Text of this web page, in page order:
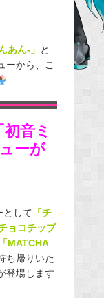
あん-」 と
ーから、こ
音ミ
ーが
として 「チ
チョコチップ
「MATCHA
ち帰りいた
登場します